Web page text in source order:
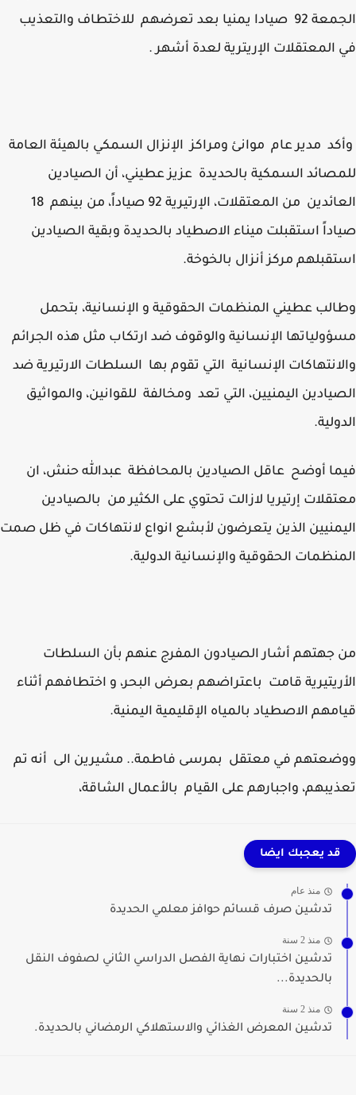
الجمعة 92 صيادا يمنيا بعد تعرضهم للاختطاف والتعذيب
الإريترية لعدة أشهر .
مدير عام موانئ ومراكز الإنزال السمكي بالهيئة العامة
السمكية بالحديدة عزيز عطيني، أن الصيادين
العائدين من المعتقلات، الإرتيرية 92 صياداً، من بينهم 18
استقبلت ميناء الاصطياد بالحديدة وبقية الصيادين
مركز أنزال بالخوخة.
عطيني المنظمات الحقوقية و الإنسانية، بتحمل
الإنسانية والوقوف ضد ارتكاب مثل هذه الجرائم
الإنسانية التي تقوم بها السلطات الارتيرية ضد
اليمنيين، التي تعد ومخالفة للقوانين، والمواثيق
أوضح عاقل الصيادين بالمحافظة عبدالله حنش، ان
إرتيريا لازالت تحتوي على الكثير من بالصيادين
الذين يتعرضون لأبشع انواع لانتهاكات في ظل صمت
الحقوقية والإنسانية الدولية.
جهتهم أشار الصيادون المفرج عنهم بأن السلطات
قامت باعتراضهم بعرض البحر، و اختطافهم أثناء
الاصطياد بالمياه الإقليمية اليمنية.
في معتقل بمرسى فاطمة.. مشيرين الى أنه تم
واجبارهم على القيام بالأعمال الشاقة،
قد يعجبك ايضا
منذ عام
تدشين صرف قسائم حوافز معلمي الحديدة
منذ 2 سنة
تدشين اختبارات نهاية الفصل الدراسي الثاني لصفوف النقل
بالحديدة...
منذ 2 سنة
تدشين المعرض الغذائي والاستهلاكي الرمضاني بالحديدة.